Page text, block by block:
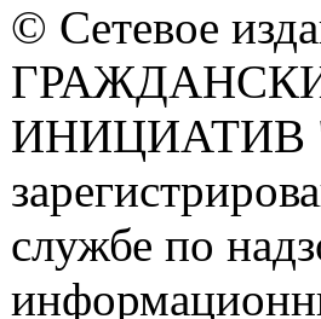
© Сетевое
ИНИЦИАТИВ
службе по